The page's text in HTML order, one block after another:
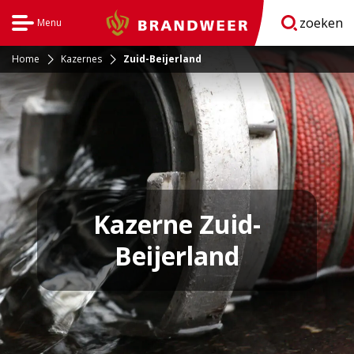
Menu Brandweer zoeken
Home Kazernes Zuid-Beijerland
Kazerne Zuid-
Beijerland